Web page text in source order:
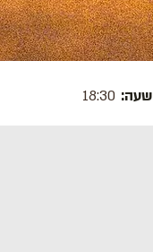
18:30 שעה: